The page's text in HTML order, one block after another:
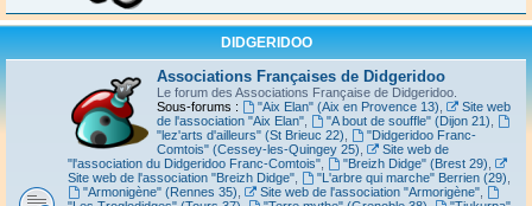
DIDGERIDOO
Associations Françaises de Didgeridoo
Le forum des Associations Française de Didgeridoo.
Sous-forums :
"Aix Elan" (Aix en Provence 13)
Site web
de l'association "Aix Elan"
"A bout de souffle" (Dijon 21)
"lez'arts d'ailleurs" (St Brieuc 22)
"Didgeridoo Franc-
Comtois" (Cessey-les-Quingey 25)
Site web de
"l'association du Didgeridoo Franc-Comtois"
"Breizh Didge" (Brest 29)
Site web de l'association "Breizh Didge"
"L'arbre qui marche" Berrien (29)
"Armonigène" (Rennes 35)
Site web de l'association "Armorigène",